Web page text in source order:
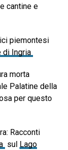
cantine e
piemontesi
di Ingria
morta
Palatine della
per questo
Racconti
sul Lago